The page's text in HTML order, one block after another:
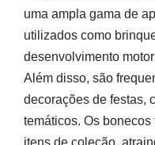
uma ampla gama de
utilizados como
desenvolvimento
Além disso, são
decorações de festas,
temáticos. Os
itens de coleção,